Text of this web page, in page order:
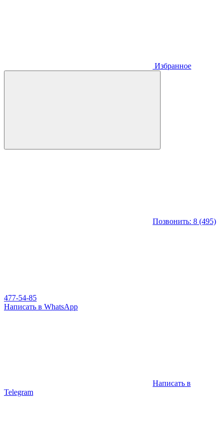
Избранное
Позвонить: 8 (495)
477-54-85
Написать в WhatsApp
Написать в
Telegram